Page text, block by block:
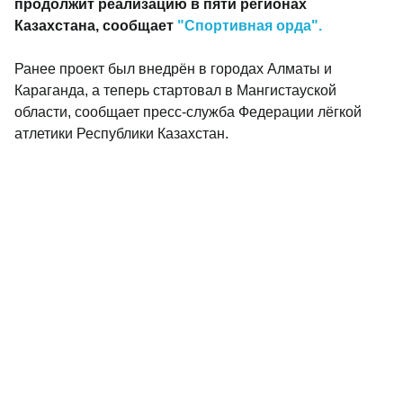
продолжит реализацию в пяти регионах
Казахстана, сообщает "Спортивная орда".
Ранее проект был внедрён в городах Алматы и
Караганда, а теперь стартовал в Мангистауской
области, сообщает пресс-служба Федерации лёгкой
атлетики Республики Казахстан.